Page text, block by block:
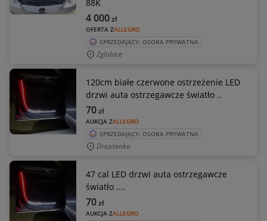
88K
OFERTA ZALLEGRO
4 000zł
SPRZEDAJĄCY: OSOBA PRYWATNA
Zglobice
120cm białe czerwone ostrzeżenie LED
drzwi auta ostrzegawcze światło ..
AUKCJA ZALLEGRO
70zł
SPRZEDAJĄCY: OSOBA PRYWATNA
Drezdenko
47 cal LED drzwi auta ostrzegawcze
światło ....
AUKCJA ZALLEGRO
70zł